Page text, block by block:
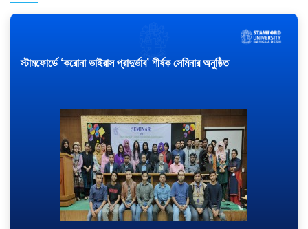
স্টামফোর্ডে ‘করোনা ভাইরাস প্রাদুর্ভাব’ শীর্ষক সেমিনার অনুষ্ঠিত